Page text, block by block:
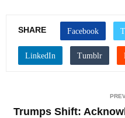
SHARE
Trumps Shift: